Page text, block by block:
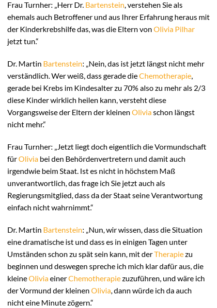
Frau Turnher: „Herr Dr. Bartenstein, verstehen Sie als
ehemals auch Betroffener und aus Ihrer Erfahrung heraus mit
der Kinderkrebshilfe das, was die Eltern von Olivia Pilhar
jetzt tun.“
Dr. Martin Bartenstein: „Nein, das ist jetzt längst nicht mehr
verständlich. Wer weiß, dass gerade dieChemotherapie,
gerade bei Krebs im Kindesalter zu 70% also zu mehr als 2/3
diese Kinder wirklich heilen kann, versteht diese
Vorgangsweise der Eltern der kleinen Oliviaschon längst
nicht mehr.“
Frau Turnher: „Jetzt liegt doch eigentlich die Vormundschaft
fürOlivia bei den Behördenvertretern und damit auch
irgendwie beim Staat. Ist es nicht in höchstem Maß
unverantwortlich, das frage ich Sie jetzt auch als
Regierungsmitglied, dass da der Staat seine Verantwortung
einfach nicht wahrnimmt.“
Dr. Martin Bartenstein: „Nun, wir wissen, dass die Situation
eine dramatische ist und dass es in einigen Tagen unter
Umständen schon zu spät sein kann, mit derTherapiezu
beginnen und deswegen spreche ich mich klar dafür aus, die
kleineOliviaeinerChemotherapiezuzuführen, und wäre ich
der Vormund der kleinen Olivia , dann würde ich da auch
nicht eine Minute zögern.“